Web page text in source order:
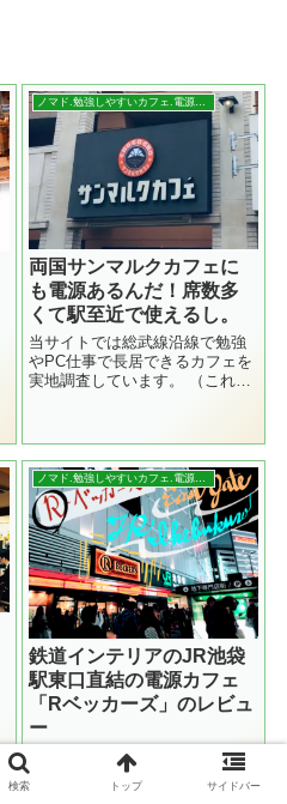
ノマド.勉強しやすいカフェ.電源情報
両国サンマルクカフェに
も電源あるんだ！席数多
くて駅至近で使えるし。
当サイトでは総武線沿線で勉強
やPC仕事で長居できるカフェを
実地調査しています。 （これま
勉強にはあまり向かない長居し
やすさはそこそ...
ノマド.勉強しやすいカフェ.電源情報
鉄道インテリアのJR池袋
駅東口直結の電源カフェ
「Rベッカーズ」のレビュ
ー
JR池袋駅 東口。直結の一等地に
席数もフードの種類も多く、充
電も出来るカフェがあります。
検索 トップ サイドバー